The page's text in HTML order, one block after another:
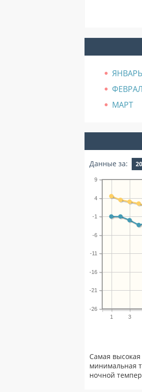
ЯНВАРЬ
МАРТ
Данные за:
1 3
-26
-21
-16
-11
-6
-1
4
9
Самая высокая
минимальная
ночной